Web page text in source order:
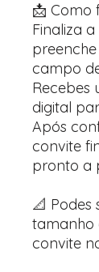
📩 Como
Finaliza
campo
Recebes
digital
Após
convite
pronto a
📐 Podes
tamanho
convite